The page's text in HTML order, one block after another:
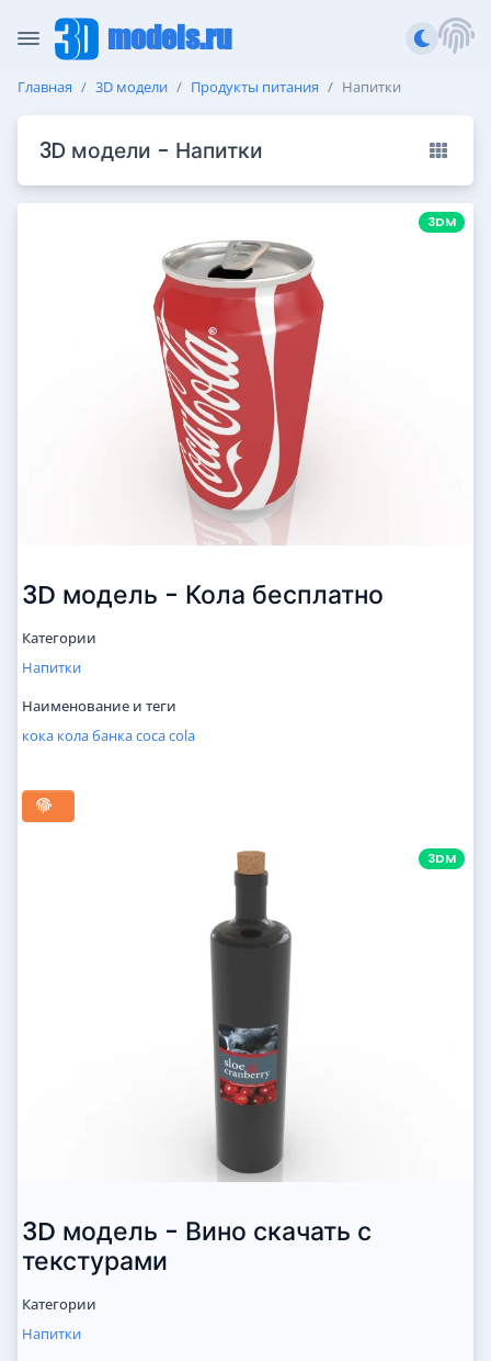
models.ru
Главная 3D модели Продукты питания Напитки
3D модели - Напитки
3DM
3D модель - Кола бесплатно
Категории
Напитки
Наименование и теги
кока колабанкаcocacola
3DM
3D модель - Вино скачать с
текстурами
Категории
Напитки